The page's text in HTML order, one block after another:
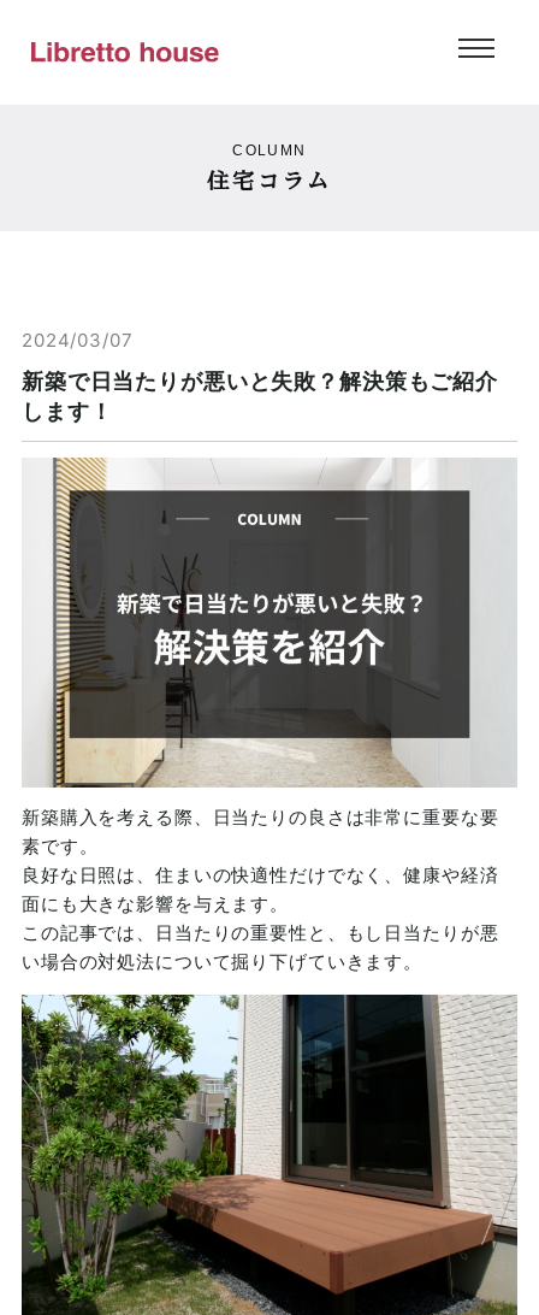
COLUMN
住宅コラム
2024/03/07
新築で日当たりが悪いと失敗？解決策もご紹介
します！
新築購入を考える際、日当たりの良さは非常に重要な要
素です。
良好な日照は、住まいの快適性だけでなく、健康や経済
面にも大きな影響を与えます。
この記事では、日当たりの重要性と、もし日当たりが悪
い場合の対処法について掘り下げていきます。